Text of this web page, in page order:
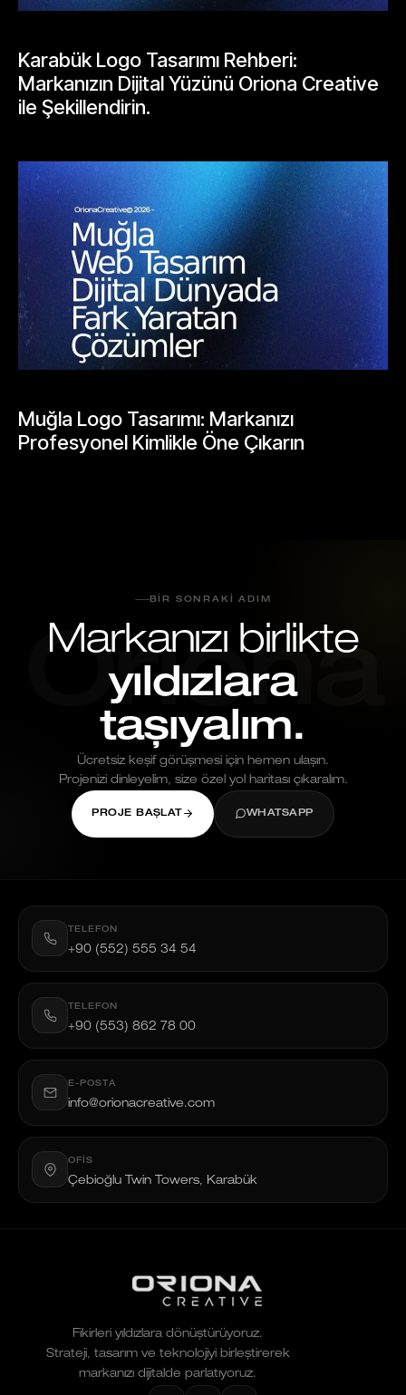
Karabük Logo Tasarımı Rehberi:
Markanızın Dijital Yüzünü Oriona Creative
ile Şekillendirin.
Muğla Logo Tasarımı: Markanızı
Profesyonel Kimlikle Öne Çıkarın
Oriona
BIR SONRAKI ADIM
Markanızı birlikte
yıldızlara
taşıyalım.
Ücretsiz keşif görüşmesi için hemen ulaşın.
Projenizi dinleyelim, size özel yol haritası çıkaralım.
PROJE BAŞLAT WHATSAPP
TELEFON
+90 (552) 555 34 54
TELEFON
+90 (553) 862 78 00
E-POSTA
info@orionacreative.com
OFIS
Çebioğlu Twin Towers, Karabük
Fikirleri yıldızlara dönüştürüyoruz.
Strateji, tasarım ve teknolojiyi birleştirerek
markanızı dijitalde parlatıyoruz.